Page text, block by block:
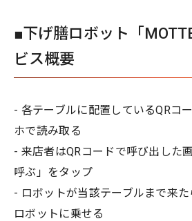
■下げ膳ロボット「
ビス概要
- 各テーブルに配置しているQRコ
ホで読み取る
- 来店者はQRコードで呼び出した
呼ぶ」をタップ
- ロボットが当該テーブルまで来
ロボットに乗せる